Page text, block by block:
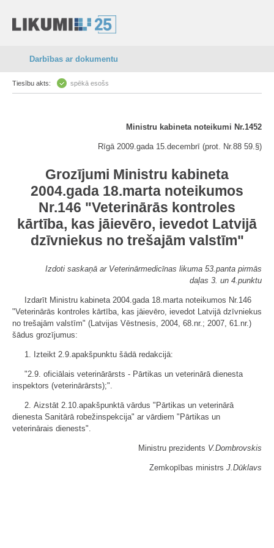
Darbības ar dokumentu
Tiesību akts: spēkā esošs
Ministru kabineta noteikumi Nr.1452
Rīgā 2009.gada 15.decembrī (prot. Nr.88 59.§)
Grozījumi Ministru kabineta
2004.gada 18.marta noteikumos
Nr.146 "Veterinārās kontroles
kārtība, kas jāievēro, ievedot Latvijā
dzīvniekus no trešajām valstīm"
Izdoti saskaņā ar Veterinārmedicīnas likuma 53.panta pirmās
daļas 3. un 4.punktu
Izdarīt Ministru kabineta 2004.gada 18.marta noteikumos Nr.146
"Veterinārās kontroles kārtība, kas jāievēro, ievedot Latvijā dzīvniekus
no trešajām valstīm" (Latvijas Vēstnesis, 2004, 68.nr.; 2007, 61.nr.)
šādus grozījumus:
1. Izteikt 2.9.apakšpunktu šādā redakcijā:
"2.9. oficiālais veterinārārsts - Pārtikas un veterinārā dienesta
inspektors (veterinārārsts);".
2. Aizstāt 2.10.apakšpunktā vārdus "Pārtikas un veterinārā
dienesta Sanitārā robežinspekcija" ar vārdiem "Pārtikas un
veterinārais dienests".
Ministru prezidents V.Dombrovskis
Zemkopības ministrs J.Dūklavs